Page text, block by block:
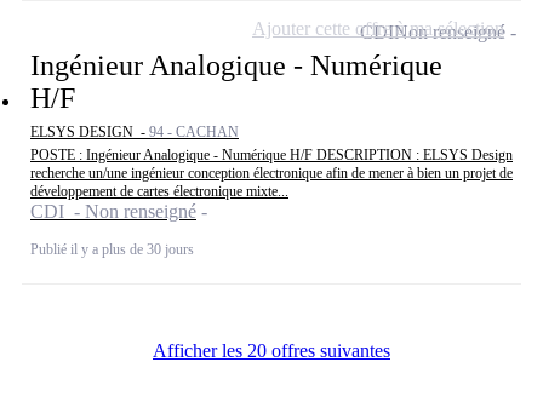
Ingénieur Analogique - Numérique
H/F
ELSYS DESIGN - 94 - CACHAN
POSTE : Ingénieur Analogique - Numérique H/F DESCRIPTION : ELSYS Design
recherche un/une ingénieur conception électronique afin de mener à bien un projet de
développement de cartes électronique mixte...
CDI - Non renseigné
Publié il y a plus de 30 jours
CDINon renseigné
Ajouter cette offre à ma sélection
Afficher les 20 offres suivantes